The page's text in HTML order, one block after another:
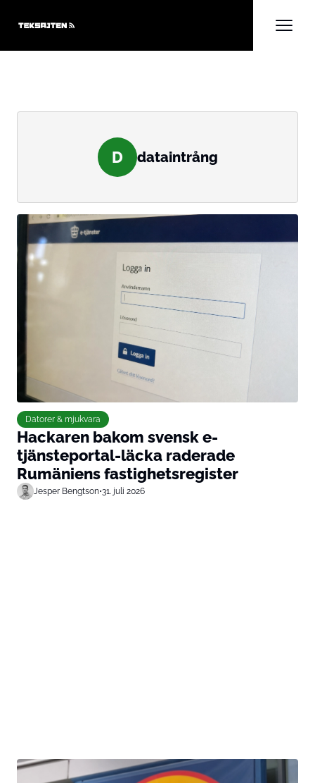
D dataintrång
Datorer & mjukvara
Hackaren bakom svensk e-
tjänsteportal-läcka raderade
Rumäniens fastighetsregister
Jesper Bengtson•31. juli 2026